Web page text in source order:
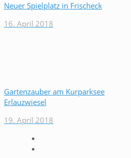
Neuer Spielplatz in Frischeck
16. April 2018
Gartenzauber am Kurparksee
Erlauzwiesel
19. April 2018